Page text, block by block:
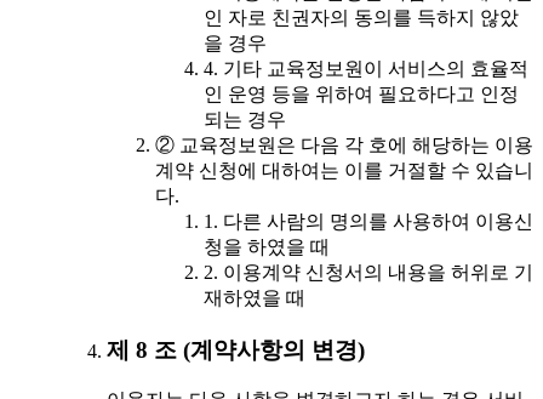
인 자로 친권자의 동의를 득하지 않았
을 경우
4. 기타 교육정보원이 서비스의 효율적
인 운영 등을 위하여 필요하다고 인정
되는 경우
② 교육정보원은 다음 각 호에 해당하는 이용
계약 신청에 대하여는 이를 거절할 수 있습니
다.
1. 다른 사람의 명의를 사용하여 이용신
청을 하였을 때
2. 이용계약 신청서의 내용을 허위로 기
재하였을 때
제 8 조 (계약사항의 변경)